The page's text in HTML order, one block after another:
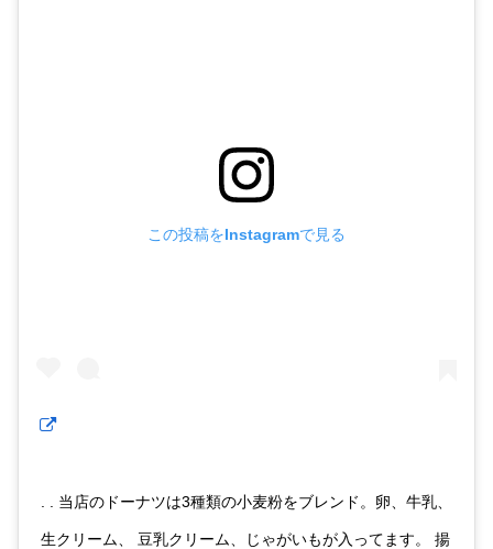
この投稿をInstagramで見る
. . 当店のドーナツは3種類の小麦粉をブレンド。卵、牛乳、
生クリーム、 豆乳クリーム、じゃがいもが入ってます。 揚